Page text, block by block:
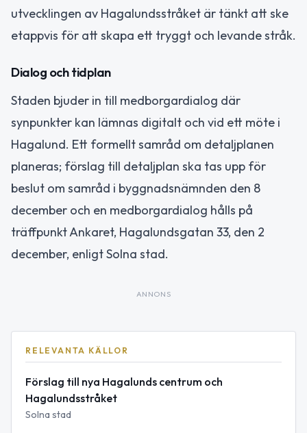
utvecklingen av Hagalundsstråket är tänkt att ske
etappvis för att skapa ett tryggt och levande stråk.
Dialog och tidplan
Staden bjuder in till medborgardialog där
synpunkter kan lämnas digitalt och vid ett möte i
Hagalund. Ett formellt samråd om detaljplanen
planeras; förslag till detaljplan ska tas upp för
beslut om samråd i byggnadsnämnden den 8
december och en medborgardialog hålls på
träffpunkt Ankaret, Hagalundsgatan 33, den 2
december, enligt Solna stad.
ANNONS
RELEVANTA KÄLLOR
Förslag till nya Hagalunds centrum och
Hagalundsstråket
Solna stad